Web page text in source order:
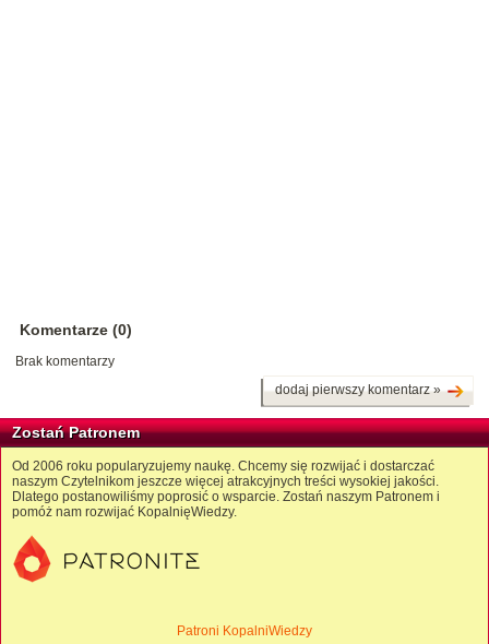
Komentarze (0)
Brak komentarzy
dodaj pierwszy komentarz »
Zostań Patronem
Od 2006 roku popularyzujemy naukę. Chcemy się rozwijać i dostarczać
naszym Czytelnikom jeszcze więcej atrakcyjnych treści wysokiej jakości.
Dlatego postanowiliśmy poprosić o wsparcie. Zostań naszym Patronem i
pomóż nam rozwijać KopalnięWiedzy.
Patroni KopalniWiedzy